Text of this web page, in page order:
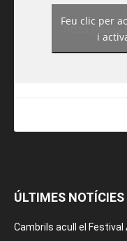
https://
Feu clic per
i
ÚLTIMES NOTÍCIES
Cambrils acull el Festival